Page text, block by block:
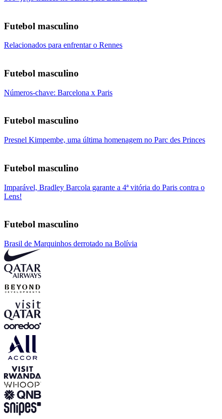
Futebol masculino
Relacionados para enfrentar o Rennes
Futebol masculino
Números-chave: Barcelona x Paris
Futebol masculino
Presnel Kimpembe, uma última homenagem no Parc des Princes
Futebol masculino
Imparável, Bradley Barcola garante a 4ª vitória do Paris contra o
Lens!
Futebol masculino
Brasil de Marquinhos derrotado na Bolívia